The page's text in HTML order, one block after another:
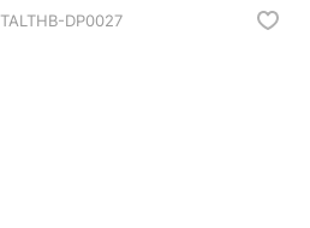
TALTHB-DP0027